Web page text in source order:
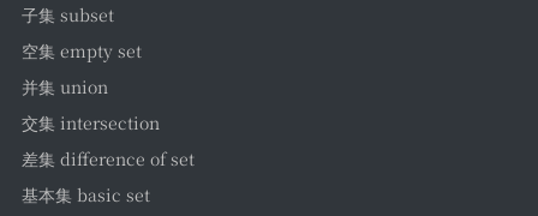
子集 subset
空集 empty set
并集 union
交集 intersection
差集 difference of set
基本集 basic set
日志
工具